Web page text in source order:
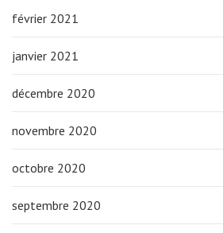
février 2021
janvier 2021
décembre 2020
novembre 2020
octobre 2020
septembre 2020